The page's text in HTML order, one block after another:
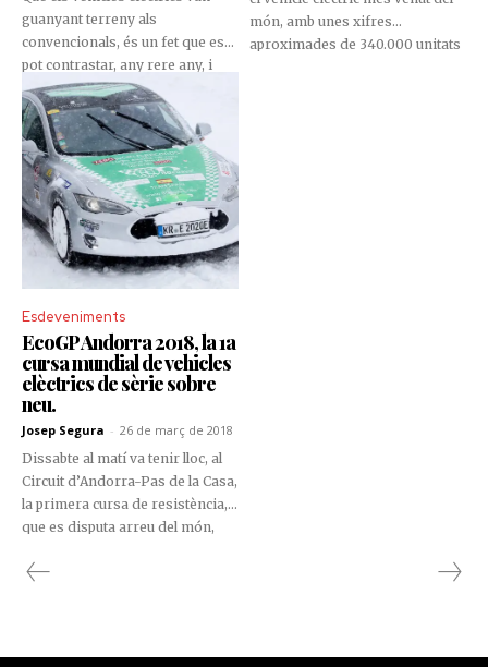
guanyant terreny als
convencionals, és un fet que es
pot contrastar, any rere any, i
que tant el consumidor com les
administracions aposten
decididament per un transport
sostenible, és una realitat.
món, amb unes xifres
aproximades de 340.000 unitats
Esdeveniments
EcoGP Andorra 2018, la 1a
cursa mundial de vehicles
elèctrics de sèrie sobre
neu.
Josep Segura - 26 de març de 2018
Dissabte al matí va tenir lloc, al
Circuit d’Andorra-Pas de la Casa,
la primera cursa de resistència,
que es disputa arreu del món,
de sèrie.